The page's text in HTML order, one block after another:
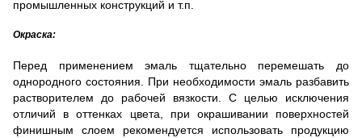
промышленных конструкций и т.п.
Окраска:
Перед применением эмаль тщательно перемешать до
однородного состояния. При необходимости эмаль разбавить
растворителем до рабочей вязкости. С целью исключения
отличий в оттенках цвета, при окрашивании поверхностей
финишным слоем рекомендуется использовать продукцию